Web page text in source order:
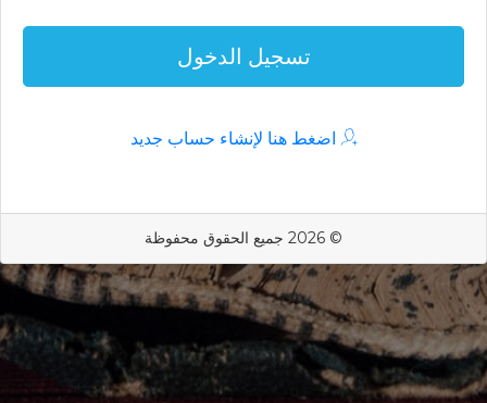
تسجيل الدخول
اضغط هنا لإنشاء حساب جديد
© 2026 جميع الحقوق محفوظة